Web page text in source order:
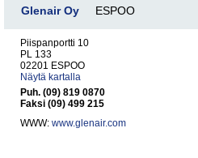
Glenair Oy ESPOO
Piispanportti 10
PL 133
02201 ESPOO
Näytä kartalla
Puh. (09) 819 0870
Faksi (09) 499 215
WWW: www.glenair.com